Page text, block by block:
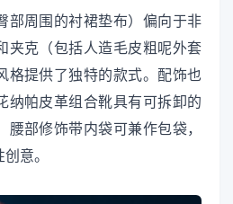
部周围的衬裙垫布）偏向于非
夹克（包括人造毛皮粗呢外套
格提供了独特的款式。配饰也
纳帕皮革组合靴具有可拆卸的
腰部修饰带内袋可兼作包袋，
意。